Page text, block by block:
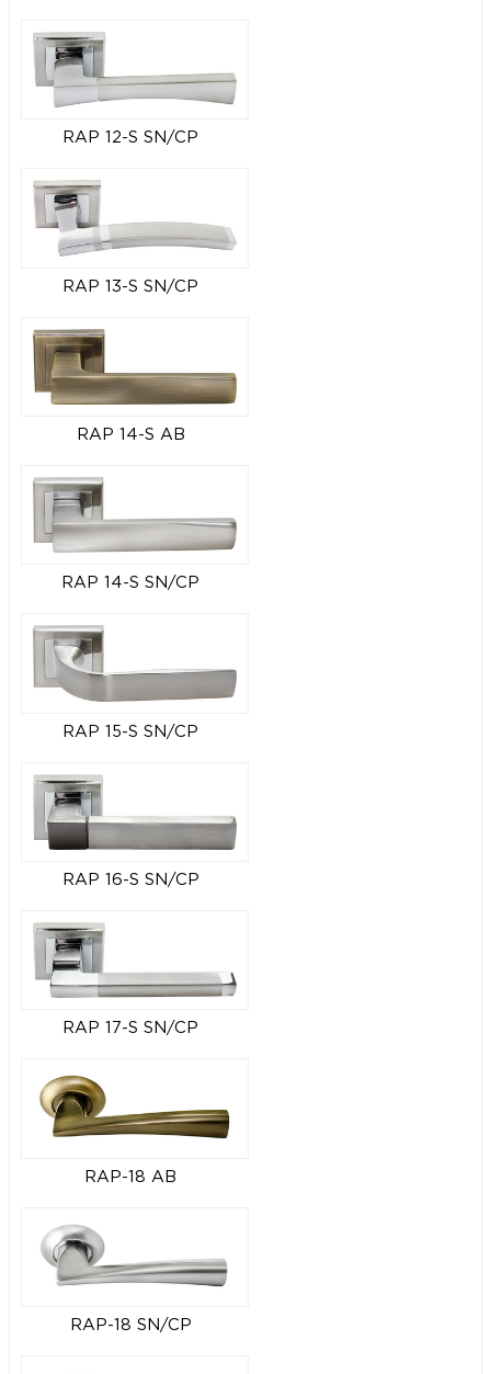
RAP 12-S SN/CP
RAP 13-S SN/CP
RAP 14-S AB
RAP 14-S SN/CP
RAP 15-S SN/CP
RAP 16-S SN/CP
RAP 17-S SN/CP
RAP-18 AB
RAP-18 SN/CP